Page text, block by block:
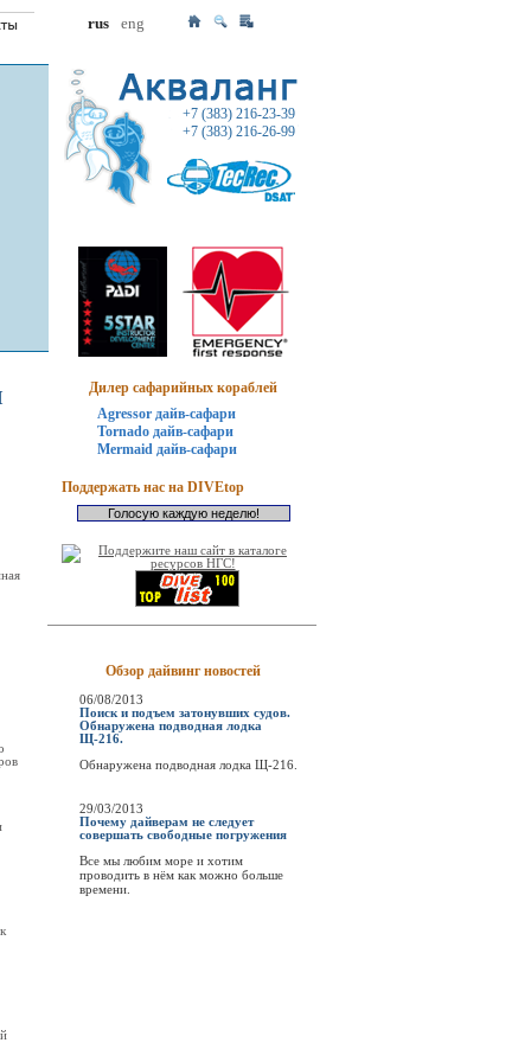
rus eng
+7 (383) 216-23-39
+7 (383) 216-26-99
Дилер сафарийных кораблей
Agressor дайв-сафари
Tornado дайв-сафари
Mermaid дайв-сафари
Поддержать нас на DIVEtop
Обзор дайвинг новостей
06/08/2013
Поиск и подъем затонувших судов.
Обнаружена подводная лодка
Щ-216.
Обнаружена подводная лодка Щ-216.
29/03/2013
Почему дайверам не следует
совершать свободные погружения
Все мы любим море и хотим
проводить в нём как можно больше
времени.